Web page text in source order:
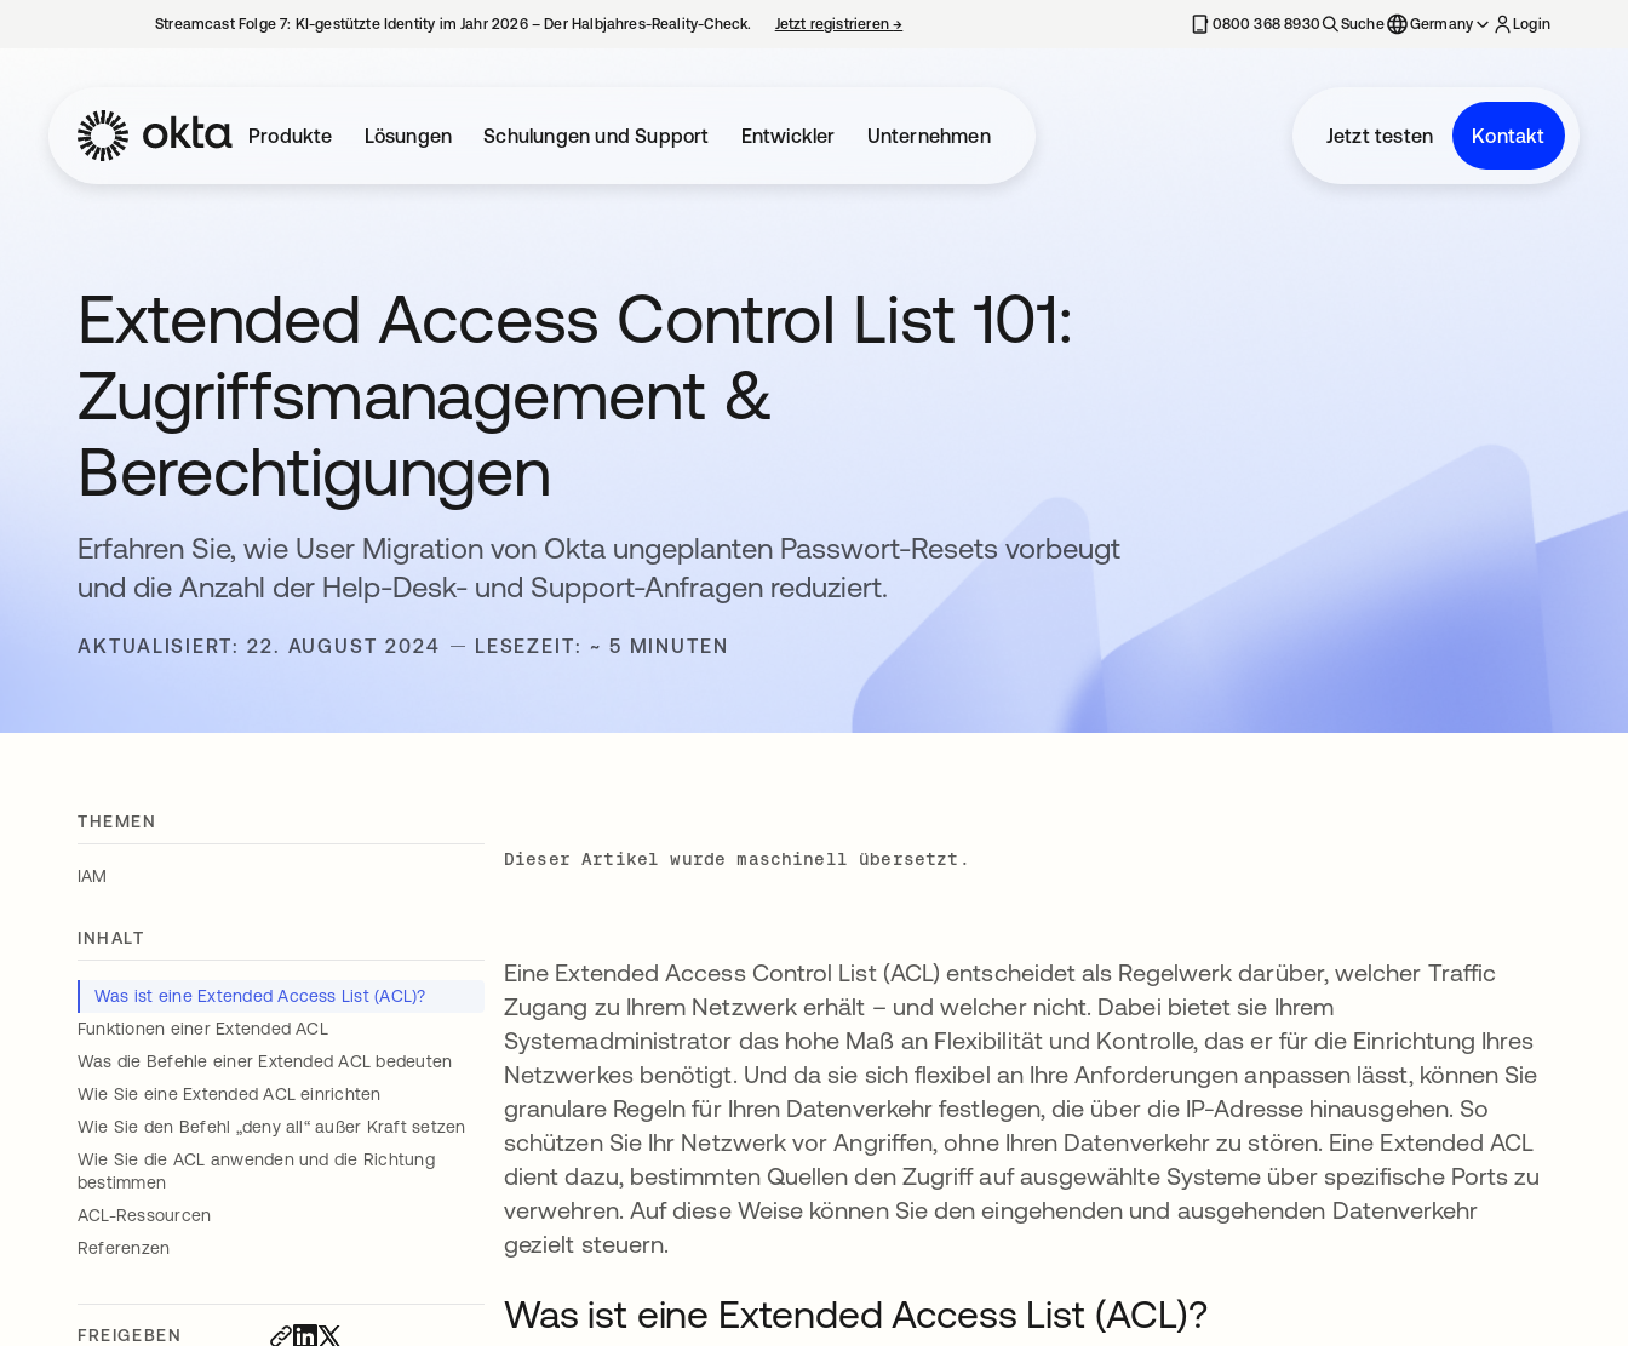
Streamcast Folge 7: KI-gestützte Identity im Jahr 2026 – Der Halbjahres-Reality-Check. Jetzt registrieren→ 0800 368 8930 Suche Germany Login
Produkte Lösungen Schulungen und Support Entwickler Unternehmen Jetzt testen Kontakt
Extended Access Control List 101:
Zugriffsmanagement &
Berechtigungen
Erfahren Sie, wie User Migration von Okta ungeplanten Passwort-Resets vorbeugt
und die Anzahl der Help-Desk- und Support-Anfragen reduziert.
AKTUALISIERT: 22. AUGUST 2024 LESEZEIT: ~ 5 MINUTEN
THEMEN
IAM
INHALT
Was ist eine Extended Access List (ACL)?
Funktionen einer Extended ACL
Was die Befehle einer Extended ACL bedeuten
Wie Sie eine Extended ACL einrichten
Wie Sie den Befehl „deny all“ außer Kraft setzen
Wie Sie die ACL anwenden und die Richtung
bestimmen
ACL-Ressourcen
Referenzen
FREIGEBEN
Dieser Artikel wurde maschinell übersetzt.
Eine Extended Access Control List (ACL) entscheidet als Regelwerk darüber, welcher Traffic
Zugang zu Ihrem Netzwerk erhält – und welcher nicht. Dabei bietet sie Ihrem
Systemadministrator das hohe Maß an Flexibilität und Kontrolle, das er für die Einrichtung Ihres
Netzwerkes benötigt. Und da sie sich flexibel an Ihre Anforderungen anpassen lässt, können Sie
granulare Regeln für Ihren Datenverkehr festlegen, die über die IP-Adresse hinausgehen. So
schützen Sie Ihr Netzwerk vor Angriffen, ohne Ihren Datenverkehr zu stören. Eine Extended ACL
dient dazu, bestimmten Quellen den Zugriff auf ausgewählte Systeme über spezifische Ports zu
verwehren. Auf diese Weise können Sie den eingehenden und ausgehenden Datenverkehr
gezielt steuern.
Was ist eine Extended Access List (ACL)?